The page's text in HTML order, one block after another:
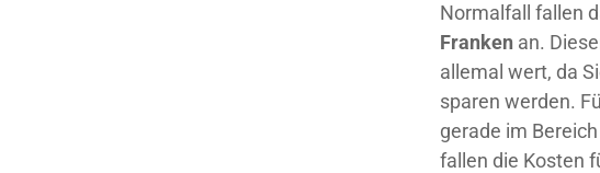
Normalfall fallen
Franken an.
allemal wert, da
sparen werden.
gerade im
fallen die Kosten